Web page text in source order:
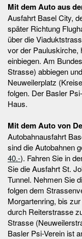
Mit dem Auto aus
Ausfahrt Basel City,
später Richtung
über die
vor der Pauluskirche,
einbiegen. Am
Strasse) abbiegen
Neuweilerplatz
folgen. Der Basler
Haus.
Mit dem Auto von
Autobahnausfahrt
sind die Autobahnen
40.-). Fahren Sie in
Sie die Ausfahrt St.
Tunnel. Nehmen Sie
folgen dem
Morgartenring, bis
durch Reiterstrasse
Strasse
Basler Psi-Verein ist